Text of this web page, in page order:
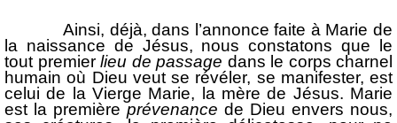
Ainsi, déjà, dans l’annonce faite à Marie de
la naissance de Jésus, nous constatons que le
tout premier lieu de passage dans le corps charnel
humain où Dieu veut se révéler, se manifester, est
celui de la Vierge Marie, la mère de Jésus. Marie
est la première prévenance de Dieu envers nous,